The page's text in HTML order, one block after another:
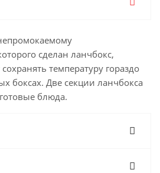
сделан ланчбокс,
температуру гораздо
боксах. Две секции ланчбокса
блюда.